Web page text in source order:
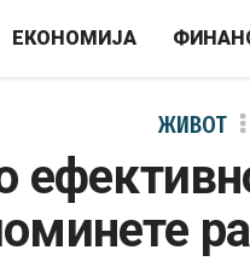
ЕКОНОМИЈА
ЖИВОТ